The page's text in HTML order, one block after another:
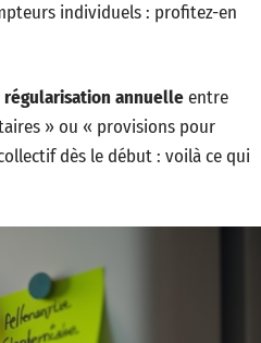
individuels : profitez-en
régularisation annuelleentre
» ou « provisions pour
dès le début : voilà ce qui